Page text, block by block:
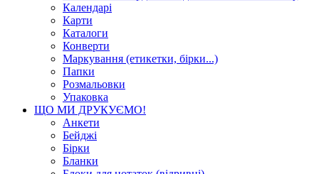
Календарі
Карти
Каталоги
Конверти
Маркування (етикетки, бірки...)
Папки
Розмальовки
Упаковка
ЩО МИ ДРУКУЄМО!
Анкети
Бейджі
Бірки
Бланки